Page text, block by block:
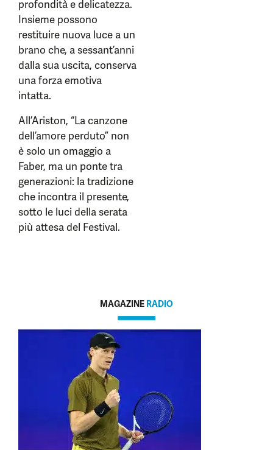
profondità e delicatezza.
Insieme possono
restituire nuova luce a un
brano che, a sessant’anni
dalla sua uscita, conserva
una forza emotiva
intatta.
All’Ariston, “La canzone
dell’amore perduto” non
è solo un omaggio a
Faber, ma un ponte tra
generazioni: la tradizione
che incontra il presente,
sotto le luci della serata
più attesa del Festival.
MAGAZINE RADIO